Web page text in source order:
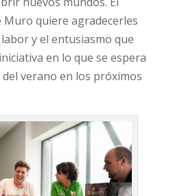
quiere agradecerles
y el entusiasmo que
en lo que se espera
verano en los próximos